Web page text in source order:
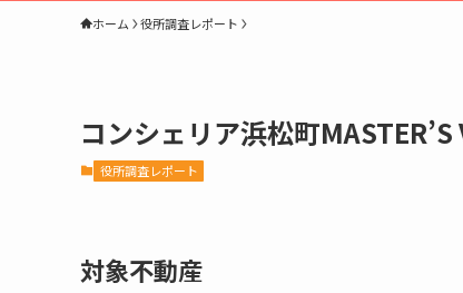
ホーム 役所調査レポート
コンシェリア浜松町
役所調査レポート
対象不動産